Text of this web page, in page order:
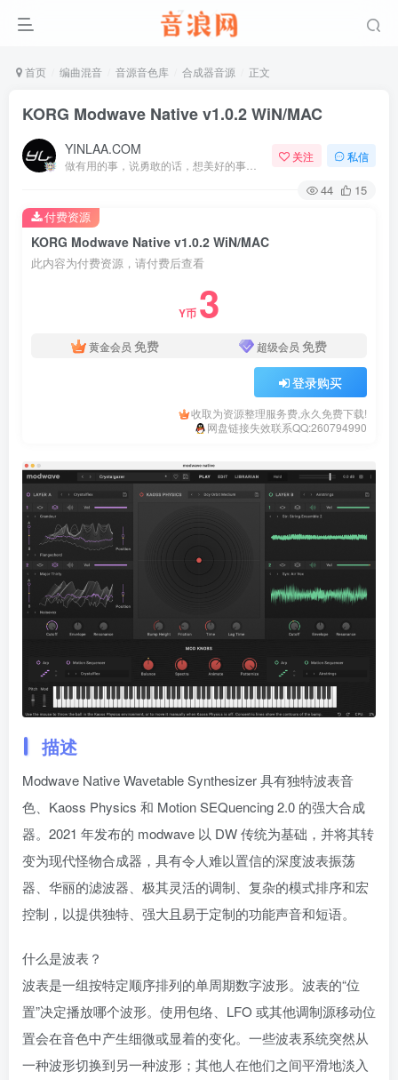
首页 编曲混音 音源音色库 合成器音源 正文
KORG Modwave Native v1.0.2 WiN/MAC
YINLAA.COM 关注 私信
44 15
KORG Modwave Native v1.0.2 WiN/MAC
此内容为付费资源，请付费后查看
Y币 3
黄金会员 免费 超级会员 免费
登录购买
收取为资源整理服务费,永久免费下载!
网盘链接失效联系QQ:260794990
付费资源
描述
Modwave Native Wavetable Synthesizer 具有独特波表音
色、Kaoss Physics 和 Motion SEQuencing 2.0 的强大合成
器。2021 年发布的 modwave 以 DW 传统为基础，并将其转
变为现代怪物合成器，具有令人难以置信的深度波表振荡
器、华丽的滤波器、极其灵活的调制、复杂的模式排序和宏
控制，以提供独特、强大且易于定制的功能声音和短语。
什么是波表？
波表是一组按特定顺序排列的单周期数字波形。波表的“位
置”决定播放哪个波形。使用包络、LFO 或其他调制源移动位
置会在音色中产生细微或显着的变化。一些波表系统突然从
一种波形切换到另一种波形；其他人在他们之间平滑地淡入